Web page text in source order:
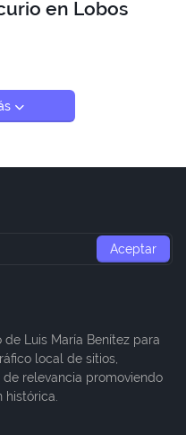
en Lobos
Luis María Benítez para
local de sitios,
relevancia promoviendo